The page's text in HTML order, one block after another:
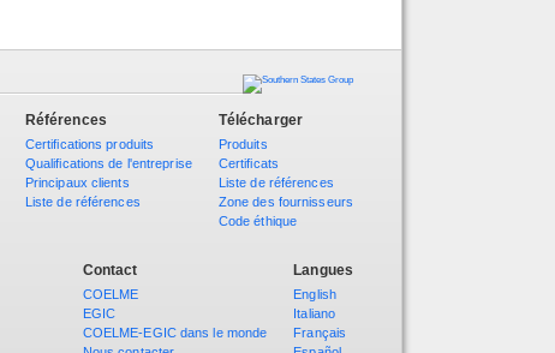
Références
Certifications produits
Qualifications de l'entreprise
Principaux clients
Liste de références
Télécharger
Produits
Certificats
Liste de références
Zone des fournisseurs
Code éthique
Contact
COELME
EGIC
COELME-EGIC dans le monde
Langues
English
Italiano
Français